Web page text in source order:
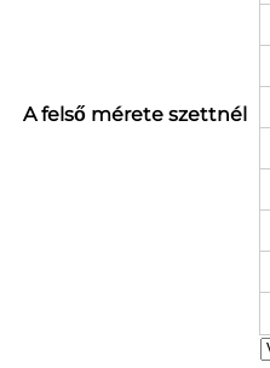
A felső mérete szettnél